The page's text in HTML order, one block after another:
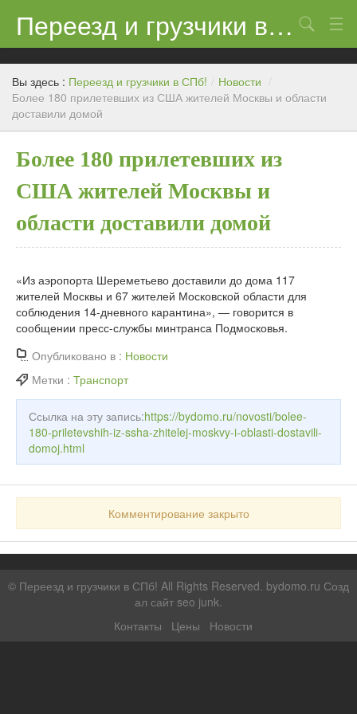
Переезд и грузчики в СПб!
Контакты
Цены
Новости
Поиск
Вы здесь : Переезд и грузчики в СПб! / Новости /
Более 180 прилетевших из США жителей Москвы и области
доставили домой
Более 180 прилетевших из
США жителей Москвы и
области доставили домой
«Из аэропорта Шереметьево доставили до дома 117
жителей Москвы и 67 жителей Московской области для
соблюдения 14-дневного карантина», — говорится в
сообщении пресс-службы минтранса Подмосковья.
Опубликовано в : Новости
Метки : Транспорт
Ссылка на эту запись:https://bydomo.ru/novosti/bolee-
180-priletevshih-iz-ssha-zhitelej-moskvy-i-oblasti-dostavili-
domoj.html
Комментирование закрыто
© Переезд и грузчики в СПб! All Rights Reserved. bydomo.ru Созд
ал сайт seo junk.
Контакты
Цены Новости